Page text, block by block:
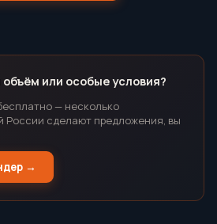
или особые условия?
— несколько
России сделают предложения, вы
→